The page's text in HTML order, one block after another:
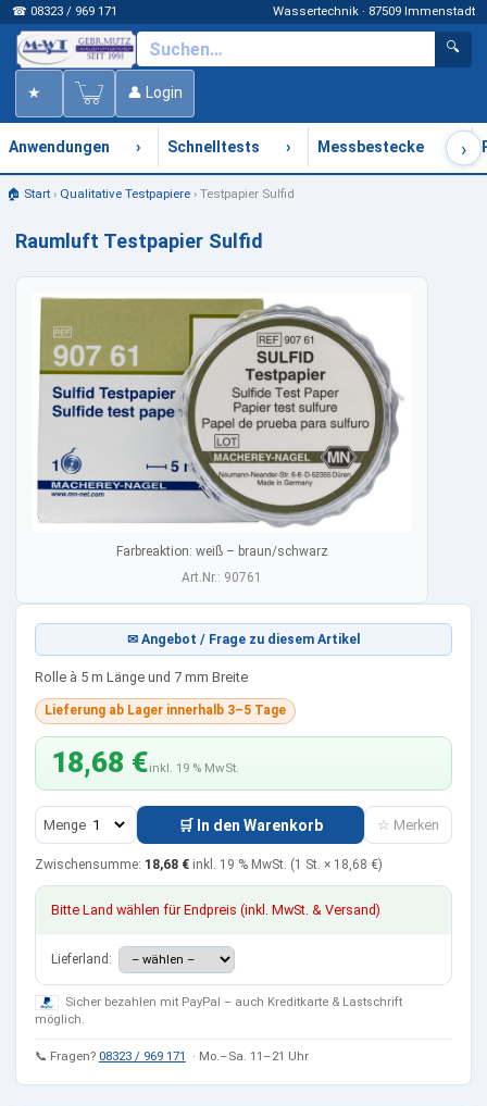
☎ 08323 / 969 171 Wassertechnik · 87509 Immenstadt
🔍
★ 👤 Login
Anwendungen › Schnelltests › Messbestecke ›
🏠 Start› Qualitative Testpapiere› Testpapier Sulfid
Raumluft Testpapier Sulfid
Farbreaktion: weiß – braun/schwarz
Art.Nr.: 90761
✉ Angebot / Frage zu diesem Artikel
Rolle à 5 m Länge und 7 mm Breite
Lieferung ab Lager innerhalb 3–5 Tage
18,68 €inkl. 19 % MwSt.
Menge 🛒 In den Warenkorb ☆ Merken
Zwischensumme: 18,68 € inkl. 19 % MwSt. (1 St. × 18,68 €)
Bitte Land wählen für Endpreis (inkl. MwSt. & Versand)
Lieferland:
Sicher bezahlen mit PayPal – auch Kreditkarte & Lastschrift
möglich.
📞 Fragen? 08323 / 969 171 · Mo.–Sa. 11–21 Uhr